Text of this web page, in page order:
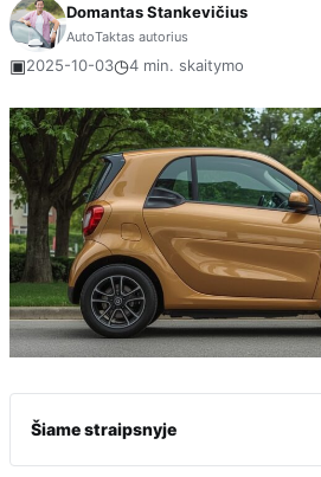
Domantas Stankevičius
AutoTaktas autorius
▣2025-10-03◷4 min. skaitymo
Šiame straipsnyje